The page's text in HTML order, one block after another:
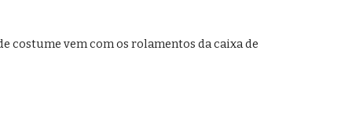
costume vem com os rolamentos da caixa de